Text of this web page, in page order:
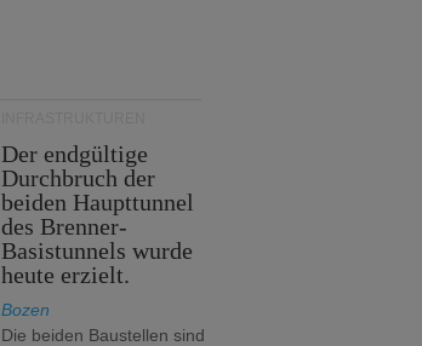
Der endgültige
Durchbruch der
beiden Haupttunnel
des Brenner-
Basistunnels wurde
heute erzielt.
Bozen
Die beiden Baustellen sind